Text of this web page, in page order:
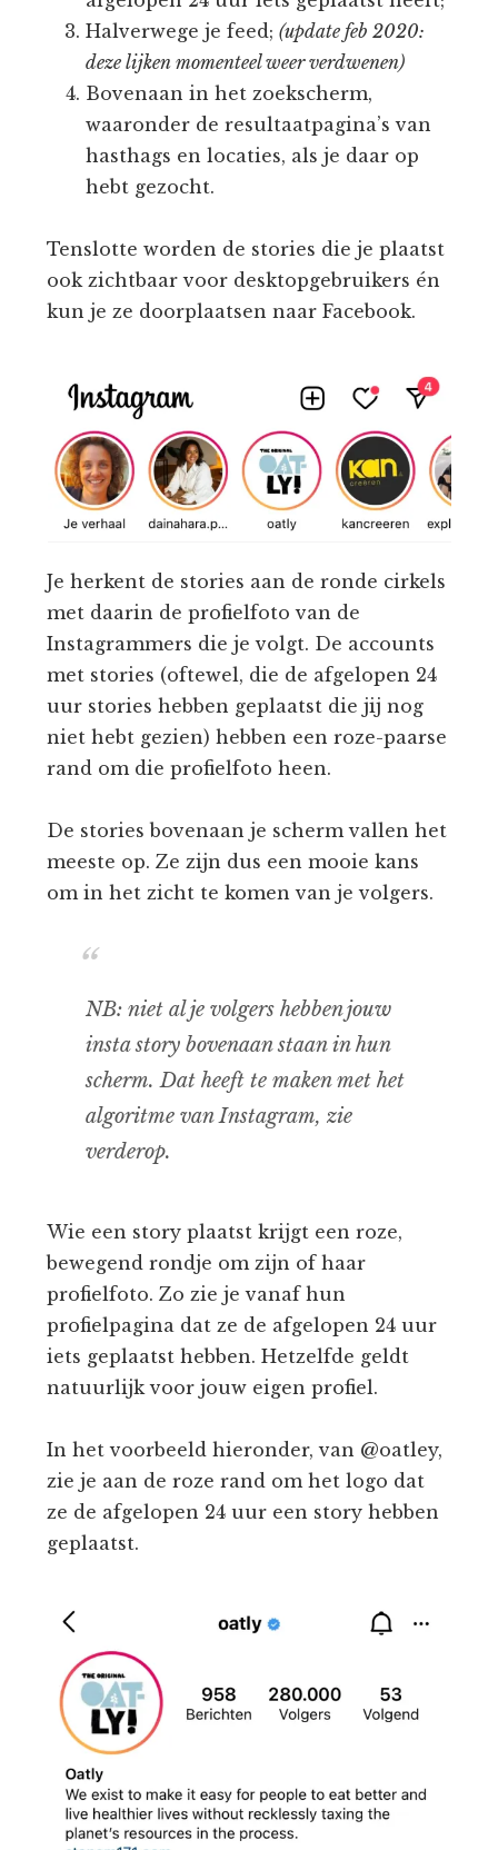
Halverwege je feed;(update feb 2020:
deze lijken momenteel weer verdwenen)
Bovenaan in het zoekscherm,
waaronder de resultaatpagina’s van
hasthags en locaties, als je daar op
hebt gezocht.
Tenslotte worden de stories die je plaatst
ook zichtbaar voor desktopgebruikers én
kun je ze doorplaatsen naar Facebook.
Je herkent de stories aan de ronde cirkels
met daarin de profielfoto van de
Instagrammers die je volgt. De accounts
met stories (oftewel, die de afgelopen 24
uur stories hebben geplaatst die jij nog
niet hebt gezien) hebben een roze-paarse
rand om die profielfoto heen.
De stories bovenaan je scherm vallen het
meeste op. Ze zijn dus een mooie kans
om in het zicht te komen van je volgers.
NB: niet al je volgers hebben jouw
insta story bovenaan staan in hun
scherm. Dat heeft te maken met het
algoritme van Instagram, zie
verderop.
Wie een story plaatst krijgt een roze,
bewegend rondje om zijn of haar
profielfoto. Zo zie je vanaf hun
profielpagina dat ze de afgelopen 24 uur
iets geplaatst hebben. Hetzelfde geldt
natuurlijk voor jouw eigen profiel.
In het voorbeeld hieronder, van @oatley,
zie je aan de roze rand om het logo dat
ze de afgelopen 24 uur een story hebben
geplaatst.